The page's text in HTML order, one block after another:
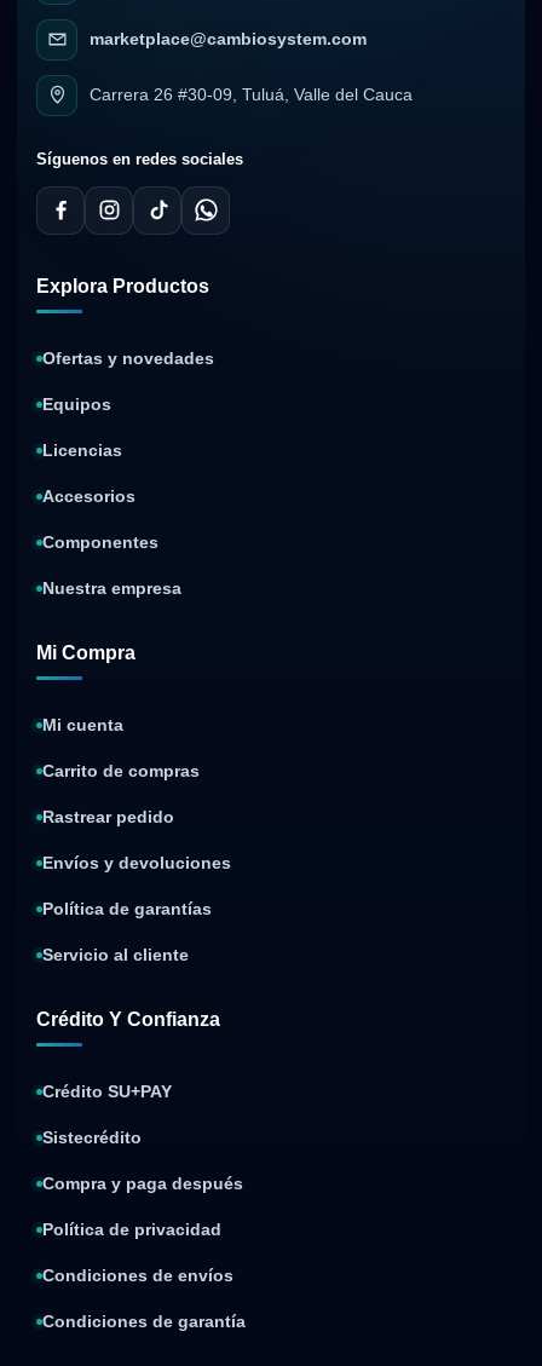
marketplace@cambiosystem.com
Carrera 26 #30-09, Tuluá, Valle del Cauca
Síguenos en redes sociales
Explora Productos
Ofertas y novedades
Equipos
Licencias
Accesorios
Componentes
Nuestra empresa
Mi Compra
Mi cuenta
Carrito de compras
Rastrear pedido
Envíos y devoluciones
Política de garantías
Servicio al cliente
Crédito Y Confianza
Crédito SU+PAY
Sistecrédito
Compra y paga después
Política de privacidad
Condiciones de envíos
Condiciones de garantía